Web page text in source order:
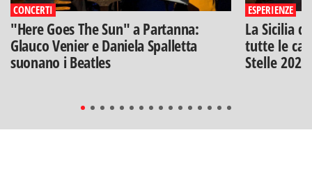
CONCERTI
"Here Goes The Sun" a Partanna:
Glauco Venier e Daniela Spalletta
suonano i Beatles
ESPERIENZE
La Sicilia
tutte le
Stelle